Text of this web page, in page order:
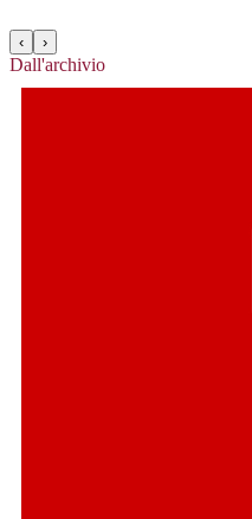
‹ ›
Dall'archivio